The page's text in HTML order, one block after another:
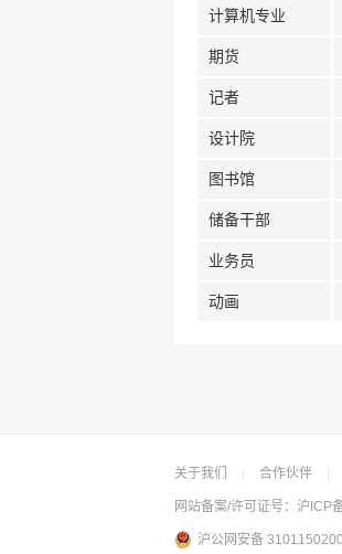
计算机专业
期货
记者
设计院
图书馆
储备干部
业务员
动画
关于我们 合作伙伴
网站备案/许可证号： 沪ICP
沪公网安备